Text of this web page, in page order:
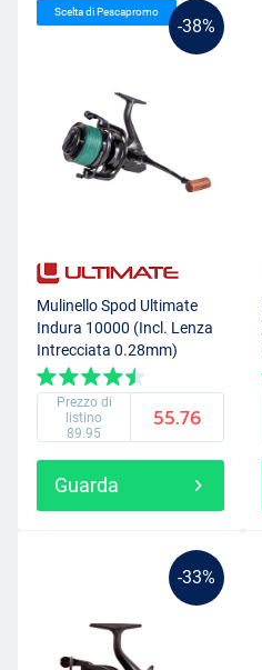
-38%
Scelta di Pescapromo
Mulinello Spod Ultimate
Indura 10000 (Incl. Lenza
Intrecciata 0.28mm)
Prezzo di
listino
89.95
55.76
Guarda
-33%